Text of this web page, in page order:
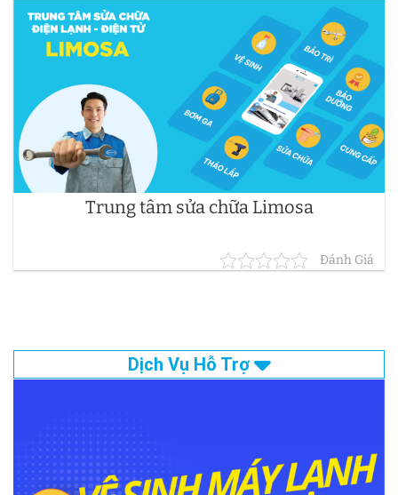
Trung tâm sửa chữa Limosa
Đánh Giá
Dịch Vụ Hỗ Trợ